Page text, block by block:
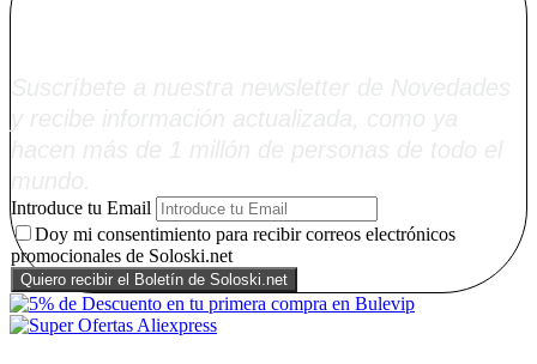
Introduce tu Email
Doy mi consentimiento para recibir correos electrónicos
promocionales de Soloski.net